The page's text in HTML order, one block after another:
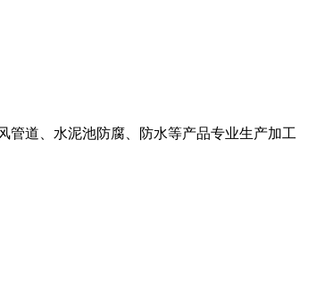
管道、水泥池防腐、防水等产品专业生产加工